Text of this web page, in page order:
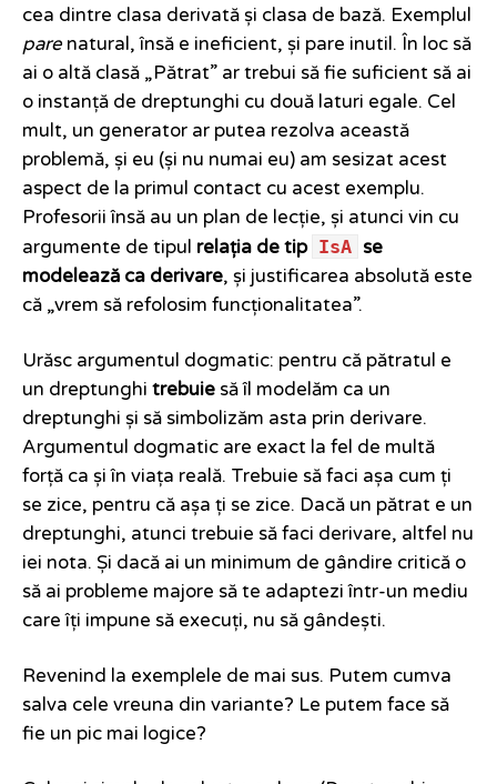
cea dintre clasa derivată și clasa de bază. Exemplul
pare natural, însă e ineficient, și pare inutil. În loc să
ai o altă clasă „Pătrat” ar trebui să fie suficient să ai
o instanță de dreptunghi cu două laturi egale. Cel
mult, un generator ar putea rezolva această
problemă, și eu (și nu numai eu) am sesizat acest
aspect de la primul contact cu acest exemplu.
Profesorii însă au un plan de lecție, și atunci vin cu
argumente de tipul relația de tip IsA se
modelează ca derivare, și justificarea absolută este
că „vrem să refolosim funcționalitatea”.
Urăsc argumentul dogmatic: pentru că pătratul e
un dreptunghi trebuie să îl modelăm ca un
dreptunghi și să simbolizăm asta prin derivare.
Argumentul dogmatic are exact la fel de multă
forță ca și în viața reală. Trebuie să faci așa cum ți
se zice, pentru că așa ți se zice. Dacă un pătrat e un
dreptunghi, atunci trebuie să faci derivare, altfel nu
iei nota. Și dacă ai un minimum de gândire critică o
să ai probleme majore să te adaptezi într-un mediu
care îți impune să execuți, nu să gândești.
Revenind la exemplele de mai sus. Putem cumva
salva cele vreuna din variante? Le putem face să
fie un pic mai logice?